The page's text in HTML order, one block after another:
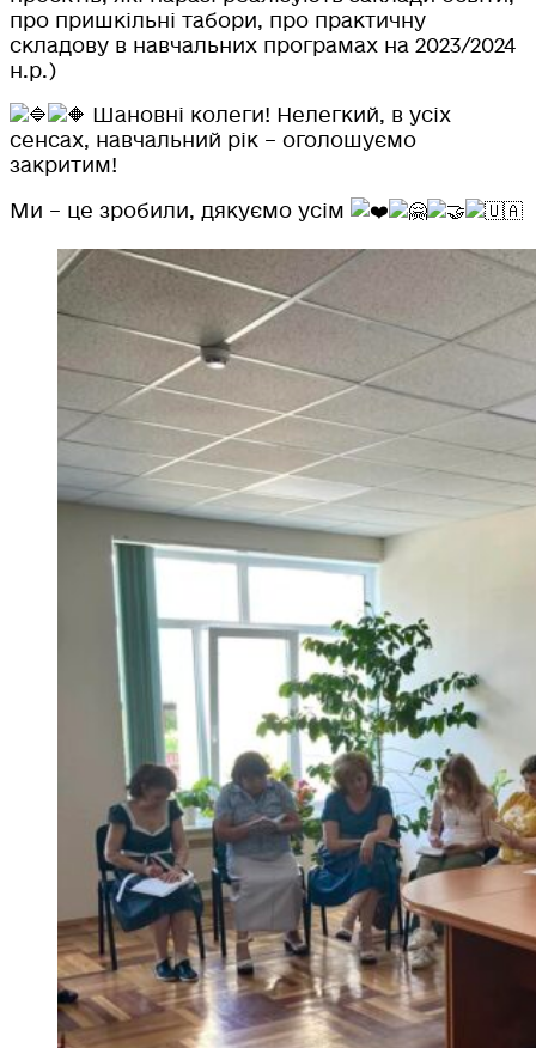
про пришкільні табори, про практичну
складову в навчальних програмах на 2023/2024
н.р.)
Шановні колеги! Нелегкий, в усіх
сенсах, навчальний рік – оголошуємо
закритим!
Ми – це зробили, дякуємо усім